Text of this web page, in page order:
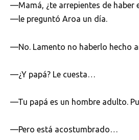
—Mamá, ¿te arrepientes de haber
—le preguntó Aroa un día.
—No. Lamento no haberlo hecho
—¿Y papá? Le cuesta…
—Tu papá es un hombre adulto.
—Pero está acostumbrado…